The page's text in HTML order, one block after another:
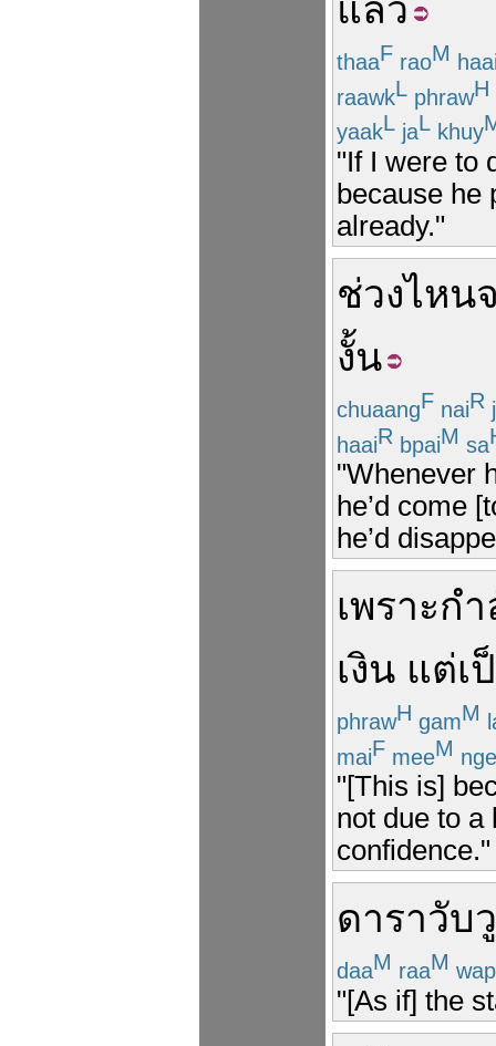
แล้ว
thaaF raoM
raawkL phrawH
yaakL jaL khuy
"If I were to
because he
already."
ช่วงไหน
งั้น
chuaangF naiR
haaiR bpaiM sa
"Whenever
he’d come
he’d
เพราะกำ
เงิน แต่เ
phrawH gamM
maiF meeM
"[This is]
not due to a
confidence."
ดาราวับ
daaM raaM wap
"[As if] the